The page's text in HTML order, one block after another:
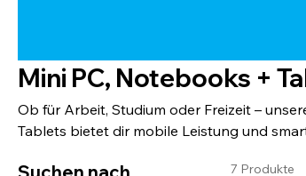
Mini PC, Notebooks +
Ob für Arbeit, Studium oder Freizeit –
Tablets bietet dir mobile Leistung und
7 Produkte